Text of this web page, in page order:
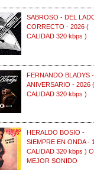
SABROSO - DEL
CORRECTO - 2026 (
CALIDAD 320 kbps )
FERNANDO BLADYS
ANIVERSARIO - 2026 (
CALIDAD 320 kbps )
HERALDO BOSIO -
SIEMPRE EN ONDA -
CALIDAD 320 kbps )
MEJOR SONIDO